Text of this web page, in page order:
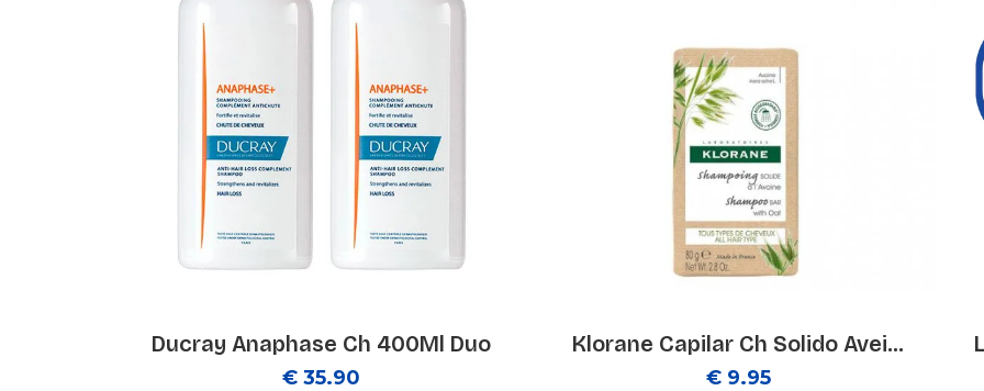
Ducray Anaphase Ch 400Ml Duo
€ 35.90
Klorane Capilar Ch Solido Avei...
€ 9.95